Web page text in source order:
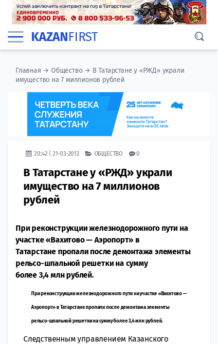
KAZANFIRST
Главная →Общество→ В Татарстане у «РЖД» украли
имущество на 7 миллионов рублей
20:42 | 21-03-2013 ОБЩЕСТВО 0
В Татарстане у «РЖД» украли
имущество на 7 миллионов
рублей
При реконструкции железнодорожного пути на
участке «Вахитово — Аэропорт» в
Татарстане пропали после демонтажа элементы
рельсо-шпальной решетки на сумму
более 3,4 млн рублей.
При реконструкции железнодорожного пути на участке «Вахитово —
Аэропорт» в Татарстане пропали после демонтажа элементы
рельсо-шпальной решетки на сумму более 3,4 млн рублей.
Следственным управлением Казанского